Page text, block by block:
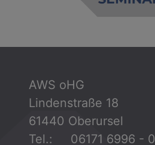
AWS oHG
Lindenstraße 18
61440 Oberursel
Tel.: 06171 6996 - 0